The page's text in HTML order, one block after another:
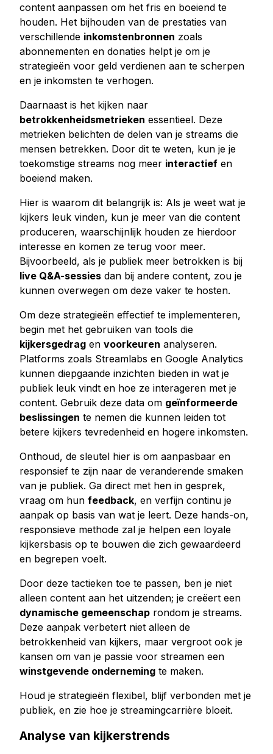
content aanpassen om het fris en boeiend te
houden. Het bijhouden van de prestaties van
verschillende inkomstenbronnen zoals
abonnementen en donaties helpt je om je
strategieën voor geld verdienen aan te scherpen
en je inkomsten te verhogen.
Daarnaast is het kijken naar
betrokkenheidsmetrieken essentieel. Deze
metrieken belichten de delen van je streams die
mensen betrekken. Door dit te weten, kun je je
toekomstige streams nog meer interactief en
boeiend maken.
Hier is waarom dit belangrijk is: Als je weet wat je
kijkers leuk vinden, kun je meer van die content
produceren, waarschijnlijk houden ze hierdoor
interesse en komen ze terug voor meer.
Bijvoorbeeld, als je publiek meer betrokken is bij
live Q&A-sessies dan bij andere content, zou je
kunnen overwegen om deze vaker te hosten.
Om deze strategieën effectief te implementeren,
begin met het gebruiken van tools die
kijkersgedrag en voorkeuren analyseren.
Platforms zoals Streamlabs en Google Analytics
kunnen diepgaande inzichten bieden in wat je
publiek leuk vindt en hoe ze interageren met je
content. Gebruik deze data om geïnformeerde
beslissingen te nemen die kunnen leiden tot
betere kijkers tevredenheid en hogere inkomsten.
Onthoud, de sleutel hier is om aanpasbaar en
responsief te zijn naar de veranderende smaken
van je publiek. Ga direct met hen in gesprek,
vraag om hun feedback, en verfijn continu je
aanpak op basis van wat je leert. Deze hands-on,
responsieve methode zal je helpen een loyale
kijkersbasis op te bouwen die zich gewaardeerd
en begrepen voelt.
Door deze tactieken toe te passen, ben je niet
alleen content aan het uitzenden; je creëert een
dynamische gemeenschap rondom je streams.
Deze aanpak verbetert niet alleen de
betrokkenheid van kijkers, maar vergroot ook je
kansen om van je passie voor streamen een
winstgevende onderneming te maken.
Houd je strategieën flexibel, blijf verbonden met je
publiek, en zie hoe je streamingcarrière bloeit.
Analyse van kijkerstrends